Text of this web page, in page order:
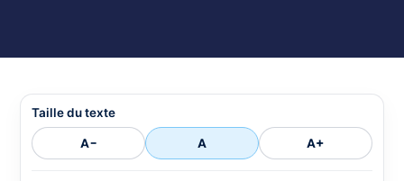
Taille du texte
A- A A+